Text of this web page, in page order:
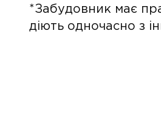
*Забудовник має
діють одночасно з